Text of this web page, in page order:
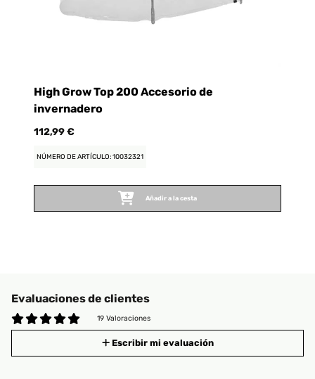
High Grow Top 200 Accesorio de
invernadero
112,99 €
NÚMERO DE ARTÍCULO: 10032321
Añadir a la cesta
Evaluaciones de clientes
19 Valoraciones
Escribir mi evaluación